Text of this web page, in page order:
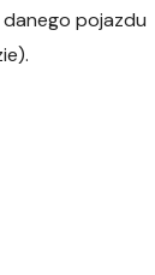
danego pojazdu